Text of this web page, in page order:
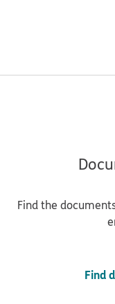
Find the
Find